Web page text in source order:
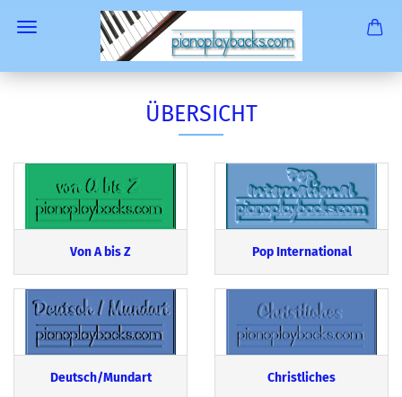
ÜBERSICHT
Von A bis Z Pop International
Deutsch/Mundart Christliches